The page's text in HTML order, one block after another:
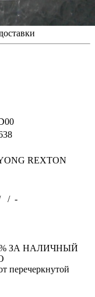
REXTON
/ / -
ЗА НАЛИЧНЫЙ